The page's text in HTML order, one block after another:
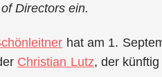
Directors ein.
hat am 1.
Christian Lutz, der